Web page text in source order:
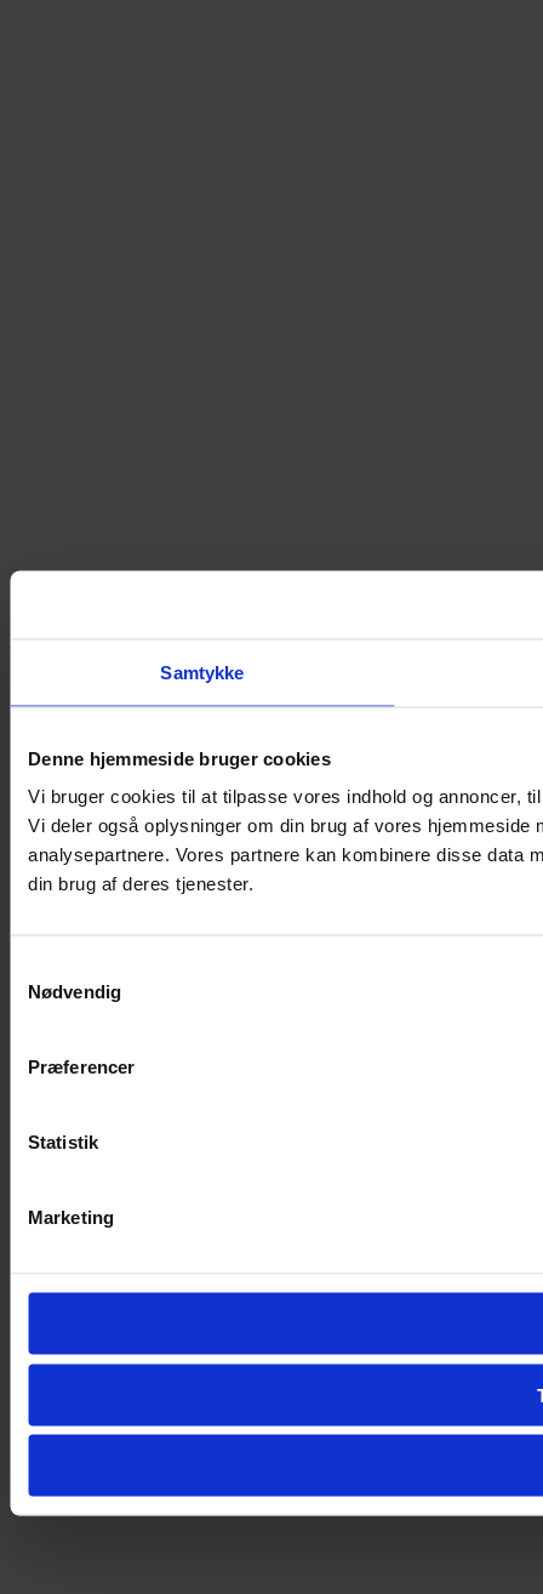
Samtykke
Denne hjemmeside bruger cookies
Vi bruger cookies til at tilpasse vores indhold og annoncer,
Vi deler også oplysninger om din brug af vores
analysepartnere. Vores partnere kan kombinere disse data
din brug af deres tjenester.
Nødvendig
Præferencer
Statistik
Marketing